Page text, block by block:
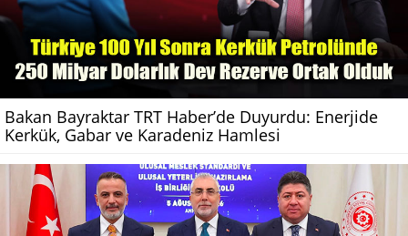
Bakan Bayraktar TRT Haber’de Duyurdu: Enerjide
Kerkük, Gabar ve Karadeniz Hamlesi